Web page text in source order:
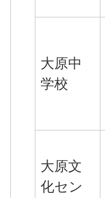
大原中
学校
大原文
化セン